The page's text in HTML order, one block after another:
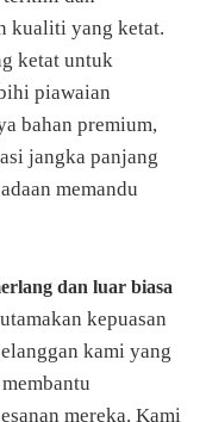
kualiti yang ketat.
ketat untuk
piawaian
bahan premium,
jangka panjang
memandu
dan luar biasa
kepuasan
kami yang
mereka. Kami